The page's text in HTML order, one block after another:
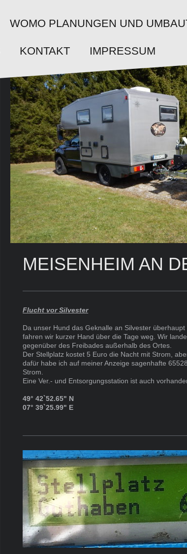
WOMO PLANUNGEN UND
KONTAKT IMPRESSUM
MEISENHEIM AN
Flucht vor Silvester
Da unser Hund das Geknalle an Silvester
fahren wir kurzer Hand über die Tage weg. Wir
gegenüber des Freibades außerhalb des Ortes.
Der Stellplatz kostet 5 Euro die Nacht mit Strom,
dafür habe ich auf meiner Anzeige sagenhafte
Strom.
Eine Ver.- und Entsorgungsstation ist auch
49° 42`52.65" N
07° 39`25.99" E